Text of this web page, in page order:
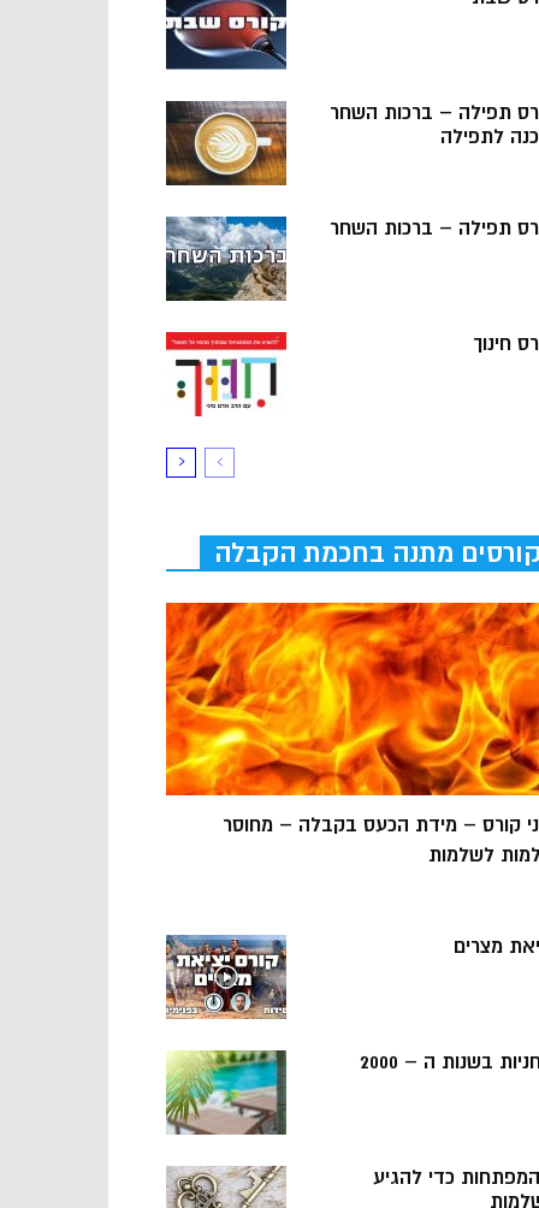
תפילה – ברכות השחר
לתפילה
תפילה – ברכות השחר
חינוך
קורסים מתנה בחכמת הקבלה
קורס – מידת הכעס בקבלה – מחוסר
לשלמות
מצרים
בשנות ה – 2000
5 המפתחות כדי להגיע